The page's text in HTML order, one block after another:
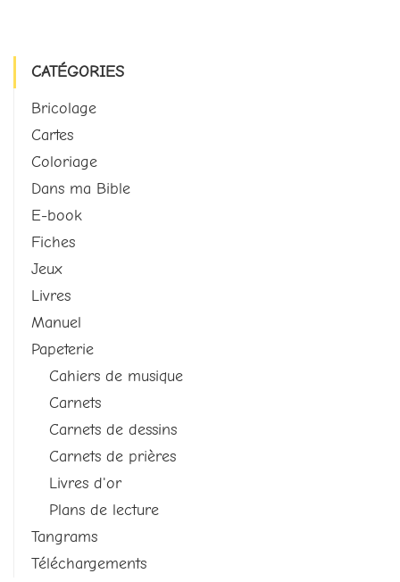
CATÉGORIES
Bricolage
Cartes
Coloriage
Dans ma Bible
E-book
Fiches
Jeux
Livres
Manuel
Papeterie
Cahiers de musique
Carnets
Carnets de dessins
Carnets de prières
Livres d'or
Plans de lecture
Tangrams
Téléchargements